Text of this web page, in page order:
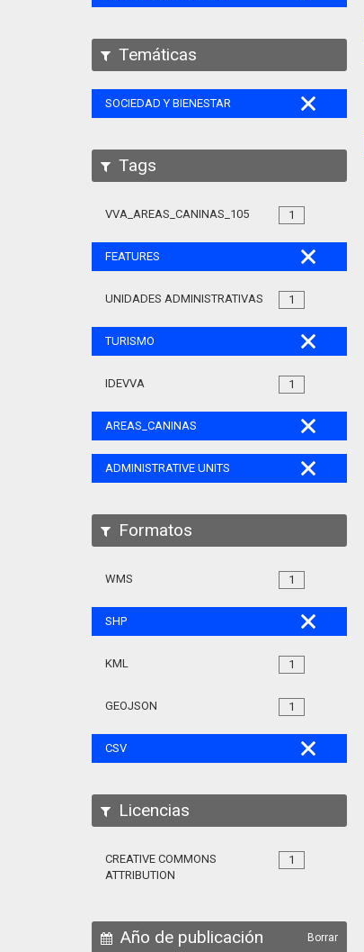
Temáticas
SOCIEDAD Y BIENESTAR
Tags
1
VVA_AREAS_CANINAS_105
FEATURES
1
UNIDADES ADMINISTRATIVAS
TURISMO
1
IDEVVA
AREAS_CANINAS
ADMINISTRATIVE UNITS
Formatos
1
WMS
SHP
1
KML
1
GEOJSON
CSV
Licencias
1
CREATIVE COMMONS
ATTRIBUTION
Año de publicación Borrar